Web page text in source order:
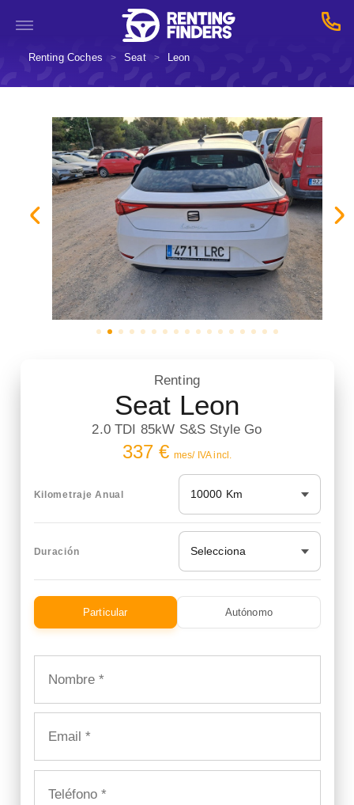
Renting Coches > Seat > Leon
Renting
Seat Leon
2.0 TDI 85kW S&S Style Go
337 € mes/ IVA incl.
Kilometraje Anual 10000 Km
Duración Selecciona
Particular Autónomo